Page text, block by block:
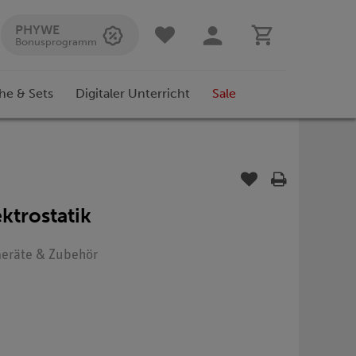
PHYWE
Bonusprogramm
& Sets Digitaler Unterricht Sale
& Zubehör